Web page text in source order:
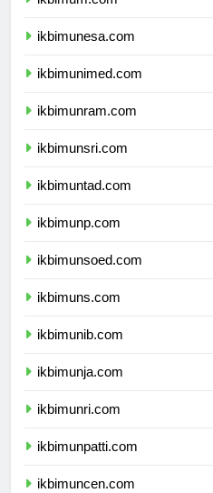
ikbimunesa.com
ikbimunimed.com
ikbimunram.com
ikbimunsri.com
ikbimuntad.com
ikbimunp.com
ikbimunsoed.com
ikbimuns.com
ikbimunib.com
ikbimunja.com
ikbimunri.com
ikbimunpatti.com
ikbimuncen.com